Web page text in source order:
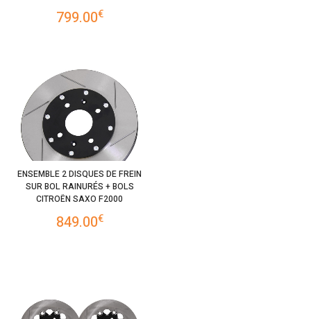
799.00€
ENSEMBLE 2 DISQUES DE FREIN
SUR BOL RAINURÉS + BOLS
CITROËN SAXO F2000
849.00€